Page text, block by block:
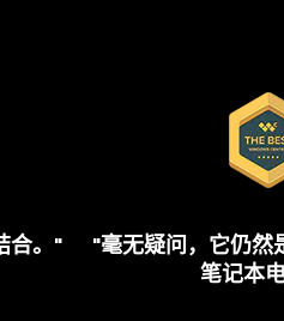
and
合。"
"毫无疑问，它仍然
笔记本